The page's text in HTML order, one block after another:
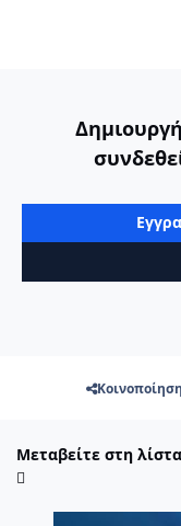
Κοινοποίηση
Μεταβείτε στη